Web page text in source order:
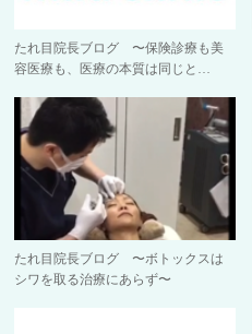
たれ目院長ブログ 〜保険診療も美
容医療も、医療の本質は同じと…
たれ目院長ブログ 〜ボトックスは
シワを取る治療にあらず〜